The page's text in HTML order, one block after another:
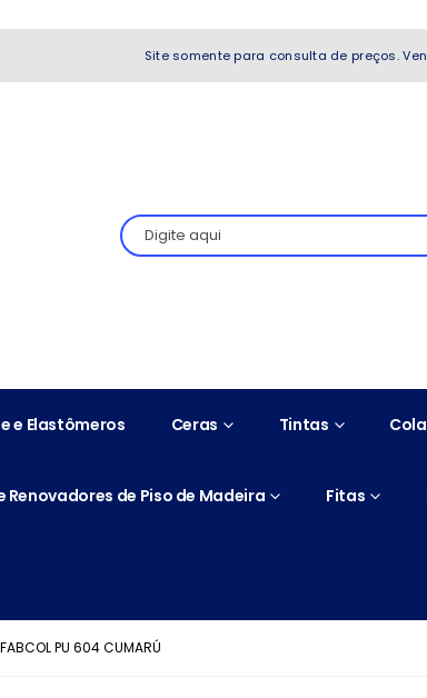
Site somente para consulta de preços.
e Elastômeros Ceras Tintas
Renovadores de Piso de Madeira Fitas
PU 604 CUMARÚ